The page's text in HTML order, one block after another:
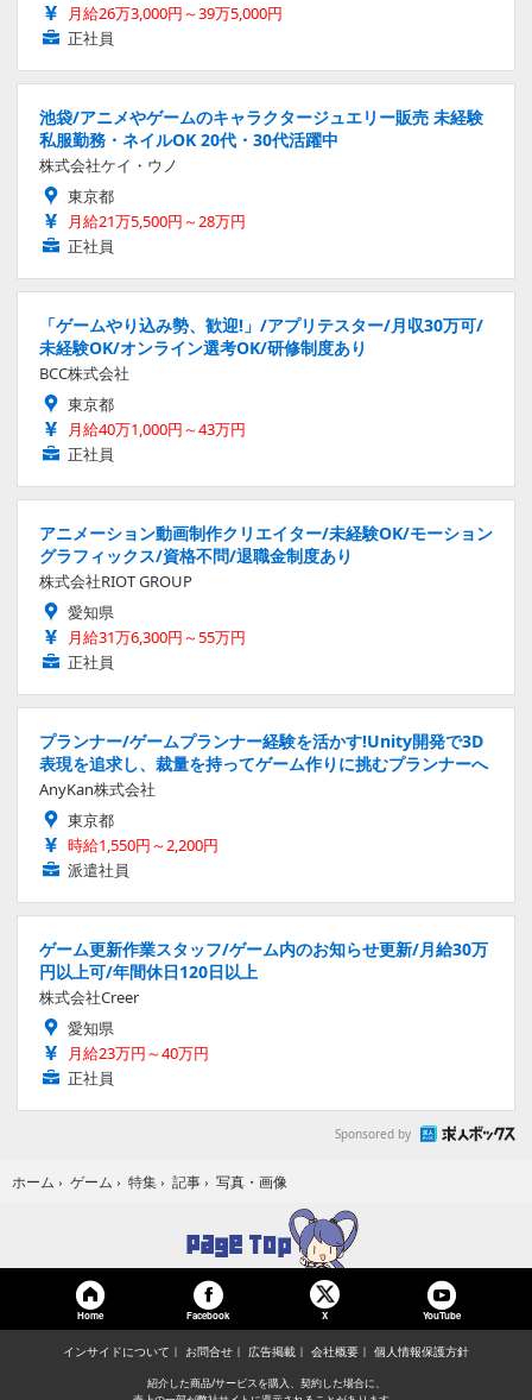
月給26万3,000円～39万5,000円
正社員
池袋/アニメやゲームのキャラクタージュエリー販売 未経験
私服勤務・ネイルOK 20代・30代活躍中
株式会社ケイ・ウノ
東京都
月給21万5,500円～28万円
正社員
「ゲームやり込み勢、歓迎!」/アプリテスター/月収30万可/
未経験OK/オンライン選考OK/研修制度あり
BCC株式会社
東京都
月給40万1,000円～43万円
正社員
アニメーション動画制作クリエイター/未経験OK/モーション
グラフィックス/資格不問/退職金制度あり
株式会社RIOT GROUP
愛知県
月給31万6,300円～55万円
正社員
プランナー/ゲームプランナー経験を活かす!Unity開発で3D
表現を追求し、裁量を持ってゲーム作りに挑むプランナーへ
AnyKan株式会社
東京都
時給1,550円～2,200円
派遣社員
ゲーム更新作業スタッフ/ゲーム内のお知らせ更新/月給30万
円以上可/年間休日120日以上
株式会社Creer
愛知県
月給23万円～40万円
正社員
Sponsored by
ホーム › ゲーム › 特集 › 記事 › 写真・画像
Home Facebook X YouTube
インサイドについて お問合せ 広告掲載 会社概要 個人情報保護方針
紹介した商品/サービスを購入、契約した場合に、